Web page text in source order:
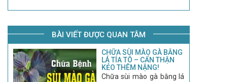
BÀI VIẾT ĐƯỢC QUAN TÂM
CHỮA SÙI MÀO GÀ BẰNG
LÁ TÍA TÔ – CẨN THẬN
KẺO THÊM NẶNG!
Chữa sùi mào gà bằng lá